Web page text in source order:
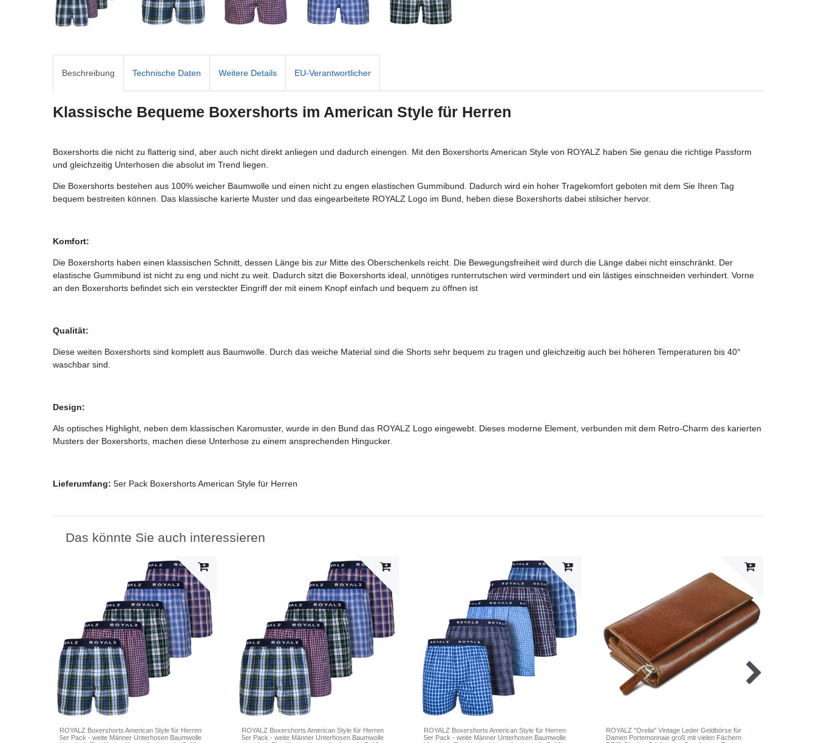
Beschreibung Technische Daten Weitere Details EU-Verantwortlicher
Klassische Bequeme Boxershorts im American Style für Herren
Boxershorts die nicht zu flatterig sind, aber auch nicht direkt anliegen und dadurch einengen. Mit den Boxershorts American Style von ROYALZ haben Sie genau die richtige Passform
und gleichzeitig Unterhosen die absolut im Trend liegen.
Die Boxershorts bestehen aus 100% weicher Baumwolle und einen nicht zu engen elastischen Gummibund. Dadurch wird ein hoher Tragekomfort geboten mit dem Sie Ihren Tag
bequem bestreiten können. Das klassische karierte Muster und das eingearbeitete ROYALZ Logo im Bund, heben diese Boxershorts dabei stilsicher hervor.
Komfort:
Die Boxershorts haben einen klassischen Schnitt, dessen Länge bis zur Mitte des Oberschenkels reicht. Die Bewegungsfreiheit wird durch die Länge dabei nicht einschränkt. Der
elastische Gummibund ist nicht zu eng und nicht zu weit. Dadurch sitzt die Boxershorts ideal, unnötiges runterrutschen wird vermindert und ein lästiges einschneiden verhindert. Vorne
an den Boxershorts befindet sich ein versteckter Eingriff der mit einem Knopf einfach und bequem zu öffnen ist
Qualität:
Diese weiten Boxershorts sind komplett aus Baumwolle. Durch das weiche Material sind die Shorts sehr bequem zu tragen und gleichzeitig auch bei höheren Temperaturen bis 40°
waschbar sind.
Design:
Als optisches Highlight, neben dem klassischen Karomuster, wurde in den Bund das ROYALZ Logo eingewebt. Dieses moderne Element, verbunden mit dem Retro-Charm des karierten
Musters der Boxershorts, machen diese Unterhose zu einem ansprechenden Hingucker.
Lieferumfang: 5er Pack Boxershorts American Style für Herren
Das könnte Sie auch interessieren
ROYALZ Boxershorts American Style für Herren
5er Pack - weite Männer Unterhosen Baumwolle
ROYALZ Boxershorts American Style für Herren
5er Pack - weite Männer Unterhosen Baumwolle
ROYALZ Boxershorts American Style für Herren
5er Pack - weite Männer Unterhosen Baumwolle
ROYALZ "Orelia" Vintage Leder Geldbörse für
Damen Portemonnaie groß mit vielen Fächern